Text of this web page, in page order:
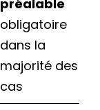
préalable
obligatoire
dans la
majorité des
cas